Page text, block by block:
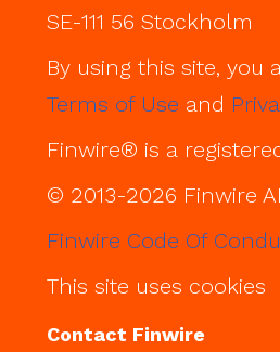
SE-111 56 Stockholm
By using this site, you
Terms of Use and
Finwire® is a
© 2013-2026 Finwire
Finwire Code Of
This site uses cookies
Contact Finwire